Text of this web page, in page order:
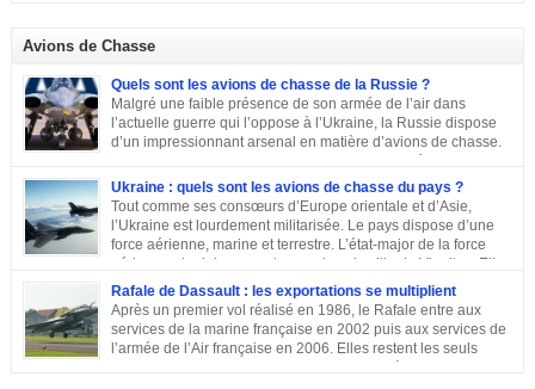
Avions de Chasse
Quels sont les avions de chasse de la Russie ?
Malgré une faible présence de son armée de l’air dans
l’actuelle guerre qui l’oppose à l’Ukraine, la Russie dispose
d’un impressionnant arsenal en matière d’avions de chasse.
ensemble les principaux moyens dont dispose sa force aérienne.
Ukraine : quels sont les avions de chasse du pays ?
Tout comme ses consœurs d’Europe orientale et d’Asie,
l’Ukraine est lourdement militarisée. Le pays dispose d’une
force aérienne, marine et terrestre. L’état-major de la force
aérienne ukrainienne se trouve dans la ville de Vinnitsa. Elle
est équipée en majorité d’avions de fabrication soviétique. Parmi les
républiques socialistes soviétiques, l’Ukraine élabore l’une des plus
stratégiques. D’après les statistiques de 2014, l’armée de l’air ukrainienne
et les forces de défense aérienne contiennent environ 43 000 personnes et
247 avions. L’armée ukrainienne se divise en trois commandements
Rafale de Dassault : les exportations se multiplient
Après un premier vol réalisé en 1986, le Rafale entre aux
services de la marine française en 2002 puis aux services de
l’armée de l’Air française en 2006. Elles restent les seuls
exploitants du chasseur français pendant près de 10 ans. En